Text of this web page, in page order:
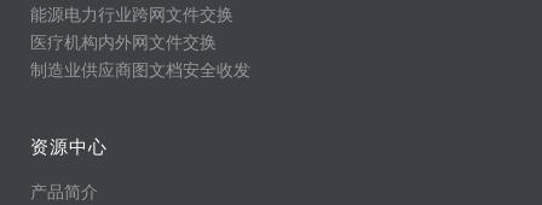
能源电力行业跨网文件交换
医疗机构内外网文件交换
制造业供应商图文档安全收发
资源中心
产品简介